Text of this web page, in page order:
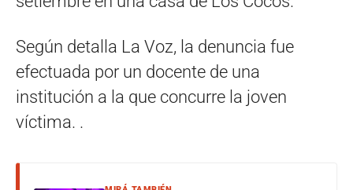
Según detalla La Voz, la denuncia fue
efectuada por un docente de una
institución a la que concurre la joven
víctima. .